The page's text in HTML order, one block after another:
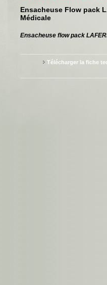
Ensacheuse Flow pack
Médicale
Ensacheuse flow pack
Télécharger la fiche